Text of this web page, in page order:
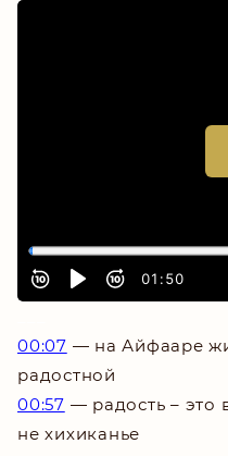
00:07 — на Айфааре
радостной
00:57 — радость – это
не хихиканье